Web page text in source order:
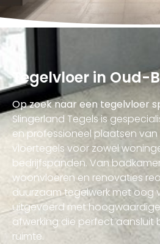
Tegelvloer in Oud-
Op zoek naar een tegelvloer
Slingerland Tegels is
en professioneel plaatsen
vloertegels voor zowel
bedrijfspanden. Van
woonvloeren en renovaties
duurzaam tegelwerk met oog
uitgevoerd met
afwerking die perfect aansluit
ruimte.